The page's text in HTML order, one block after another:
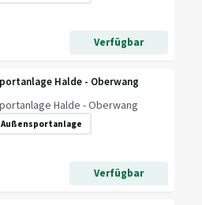
Verfügbar
Halde - Oberwang
Halde - Oberwang
Außensportanlage
Verfügbar